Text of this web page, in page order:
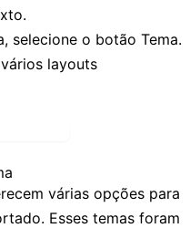
.
selecione o botão Tema.
layouts
várias opções para
Esses temas foram